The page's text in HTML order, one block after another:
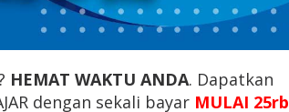
HEMAT WAKTU ANDA. Dapatkan
dengan sekali bayar MULAI 25rb